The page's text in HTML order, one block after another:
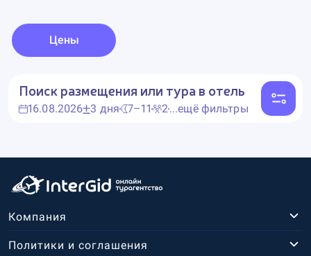
Цены
Поиск размещения или тура в отель
16.08.2026 3 дня 7–11 2...ещё фильтры
Компания
Политики и соглашения